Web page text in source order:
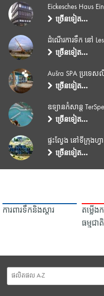
Eickesches Haus
ច្រើនទៀត…
ដំណើរការទឹក នៅ
ច្រើនទៀត…
Aušra SPA ប្រទេ
ច្រើនទៀត…
ឧទ្យានកំសាន្ត
ច្រើនទៀត…
ផ្ទះល្វែង នៅទីក្រុងហ្
ច្រើនទៀត…
ការពារទឹក​និង​ស្ដារ
តម្លើង
ធម្មជ